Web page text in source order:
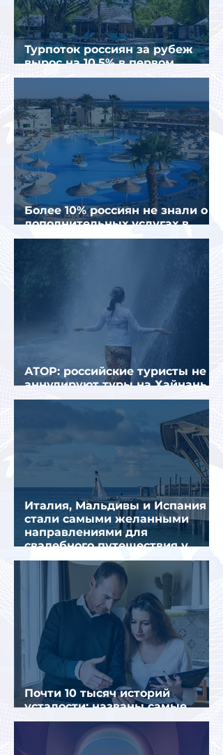
Турпоток россиян за рубеж
вырос на 10,5% в первом
полугодии 2026 года
Более 10% россиян не знали о
дополнительных услугах в
отелях
АТОР: российские туристы не
аннулируют туры на Хайнань
из-за тайфуна «Дельфин»
Италия, Мальдивы и Испания
стали самыми желанными
направлениями для
свадебного путешествия у
россиян
Почти 10 тысяч историй
усталости: названы самые
уставшие россияне